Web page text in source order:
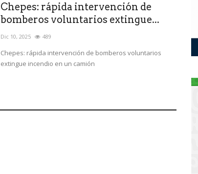
Chepes: rápida intervención de
bomberos voluntarios extingue...
Dic 10, 2025 489
Chepes: rápida intervención de bomberos voluntarios
extingue incendio en un camión